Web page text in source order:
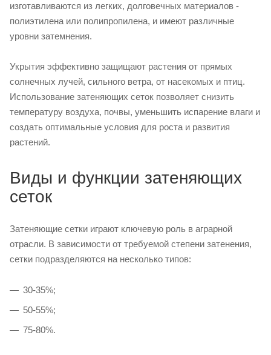
изготавливаются из легких, долговечных материалов -
полиэтилена или полипропилена, и имеют различные
уровни затемнения.
Укрытия эффективно защищают растения от прямых
солнечных лучей, сильного ветра, от насекомых и птиц.
Использование затеняющих сеток позволяет снизить
температуру воздуха, почвы, уменьшить испарение влаги и
создать оптимальные условия для роста и развития
растений.
Виды и функции затеняющих
сеток
Затеняющие сетки играют ключевую роль в аграрной
отрасли. В зависимости от требуемой степени затенения,
сетки подразделяются на несколько типов:
30-35%;
50-55%;
75-80%.